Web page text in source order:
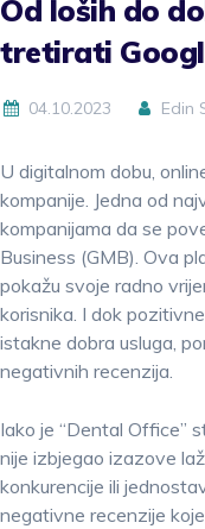
Od loših do
tretirati
04.10.2023 Edin
U digitalnom dobu,
kompanije. Jedna od
kompanijama da se
Business (GMB). Ova
pokažu svoje radno
korisnika. I dok
istakne dobra usluga,
negativnih recenzija.
Iako je “Dental Office”
nije izbjegao izazove
konkurencije ili
negativne recenzije